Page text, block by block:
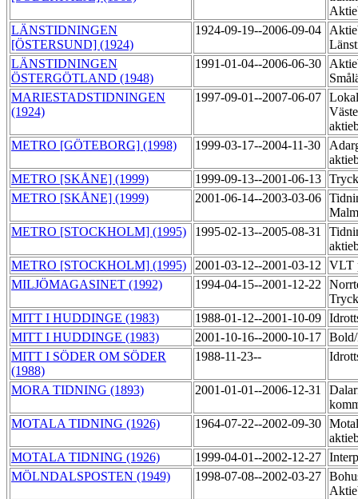
LÄNSTIDNINGEN
[ÖSTERSUND] (1924)
1924-09-19--2006-09-04
LÄNSTIDNINGEN
ÖSTERGÖTLAND (1948)
1991-01-04--2006-06-30
MARIESTADSTIDNINGEN
(1924)
1997-09-01--2007-06-07
METRO [GÖTEBORG] (1998)
1999-03-17--2004-11-30
METRO [SKÅNE] (1999)
1999-09-13--2001-06-13
METRO [SKÅNE] (1999)
2001-06-14--2003-03-06
METRO [STOCKHOLM] (1995)
1995-02-13--2005-08-31
METRO [STOCKHOLM] (1995)
2001-03-12--2001-03-12
VLT
MILJÖMAGASINET (1992)
1994-04-15--2001-12-22
MITT I HUDDINGE (1983)
1988-01-12--2001-10-09
MITT I HUDDINGE (1983)
2001-10-16--2000-10-17
MITT I SÖDER OM SÖDER
(1988)
1988-11-23--
MORA TIDNING (1893) 2001-01-01--2006-12-31
MOTALA TIDNING (1926)
1964-07-22--2002-09-30
MOTALA TIDNING (1926)
1999-04-01--2002-12-27
MÖLNDALSPOSTEN (1949)
1998-07-08--2002-03-27